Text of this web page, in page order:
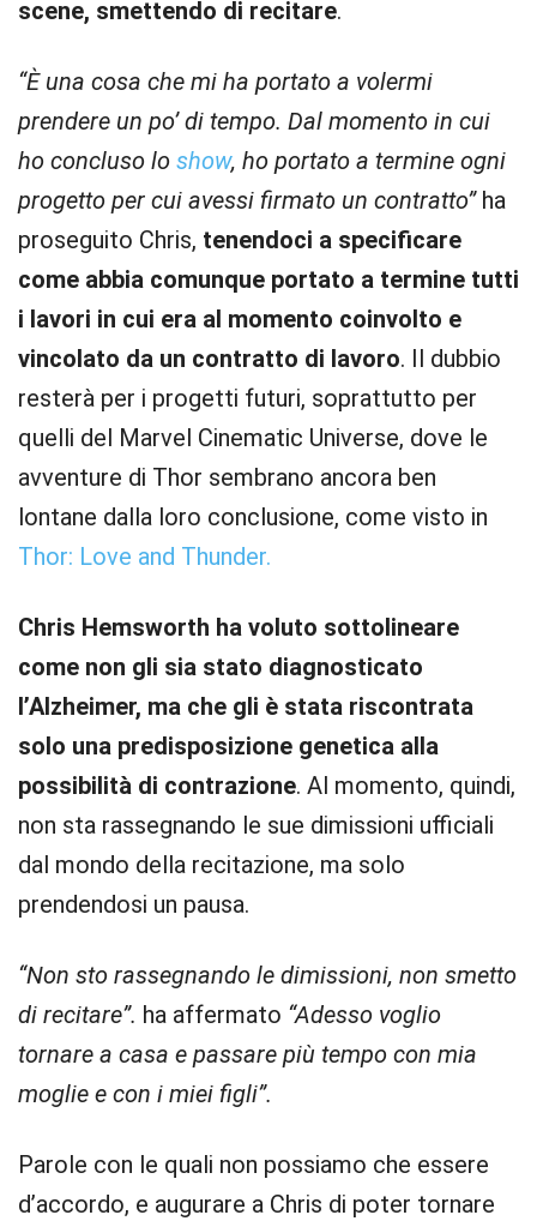
scene, smettendo di recitare.
“È una cosa che mi ha portato a volermi
prendere un po’ di tempo. Dal momento in cui
ho concluso lo show, ho portato a termine ogni
progetto per cui avessi firmato un contratto”ha
proseguito Chris, tenendoci a specificare
come abbia comunque portato a termine tutti
i lavori in cui era al momento coinvolto e
vincolato da un contratto di lavoro. Il dubbio
resterà per i progetti futuri, soprattutto per
quelli del Marvel Cinematic Universe, dove le
avventure di Thor sembrano ancora ben
lontane dalla loro conclusione, come visto in
Thor: Love and Thunder.
Chris Hemsworth ha voluto sottolineare
come non gli sia stato diagnosticato
l’Alzheimer, ma che gli è stata riscontrata
solo una predisposizione genetica alla
possibilità di contrazione. Al momento, quindi,
non sta rassegnando le sue dimissioni ufficiali
dal mondo della recitazione, ma solo
prendendosi un pausa.
“Non sto rassegnando le dimissioni, non smetto
di recitare”. ha affermato “Adesso voglio
tornare a casa e passare più tempo con mia
moglie e con i miei figli”.
Parole con le quali non possiamo che essere
d’accordo, e augurare a Chris di poter tornare